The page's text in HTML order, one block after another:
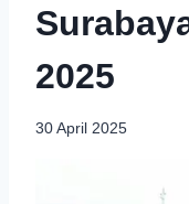
2025
30 April 2025